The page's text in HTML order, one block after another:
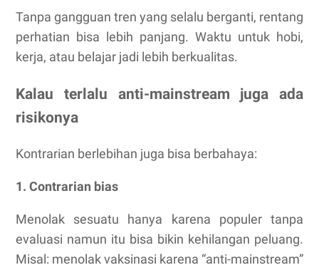
Tanpa gangguan tren yang selalu berganti, rentang
perhatian bisa lebih panjang. Waktu untuk hobi,
kerja, atau belajar jadi lebih berkualitas.
Kalau terlalu anti-mainstream juga ada
risikonya
Kontrarian berlebihan juga bisa berbahaya:
1. Contrarian bias
Menolak sesuatu hanya karena populer tanpa
evaluasi namun itu bisa bikin kehilangan peluang.
Misal: menolak vaksinasi karena “anti-mainstream”